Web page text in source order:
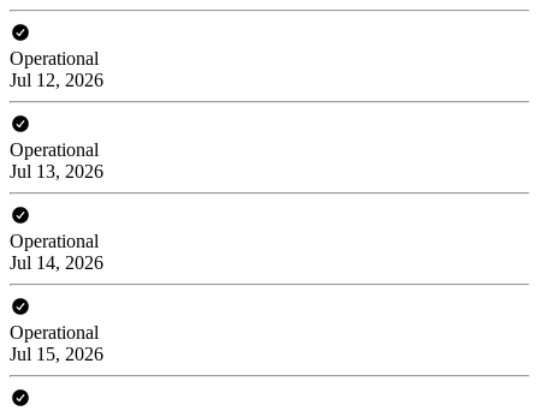
Operational
Jul 12, 2026
Operational
Jul 13, 2026
Operational
Jul 14, 2026
Operational
Jul 15, 2026